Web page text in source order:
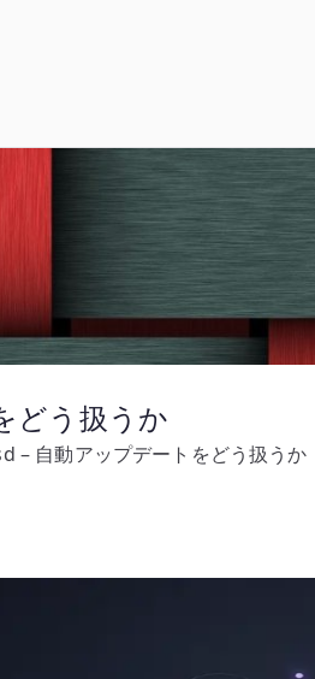
どう扱うか
– 自動アップデートをどう扱うか